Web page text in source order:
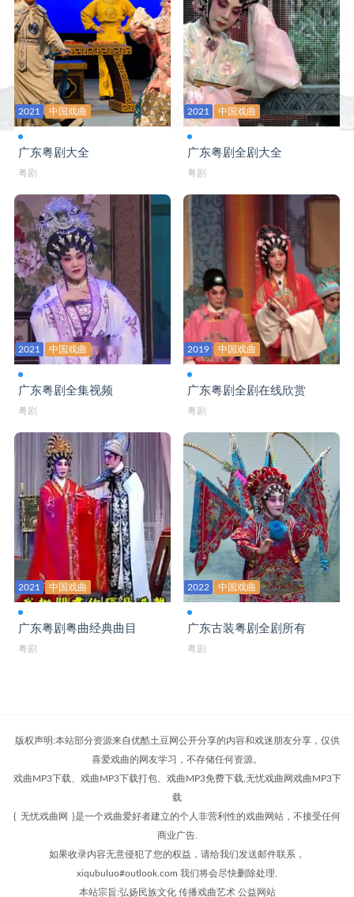
粤唱粤好戏-伦文叙传奇2 丁凡蒋文端黄春强林
粤唱粤好戏-蛮汉刁妻 龙贯天 曾慧 南唐李后
粤唱粤好戏-梦断香销四十年-下罗家宝 李淑勤
粤唱粤好戏-睿王与庄妃1 吴泽东晓莹黄春强梁
粤唱粤好戏-睿王与庄妃2 吴泽东晓莹黄春强梁
粤唱粤好戏-三笑姻缘1 何飞龙 梁淑卿
粤唱粤好戏-三笑姻缘2 何飞龙 梁淑卿
粤唱粤好戏-司徒美堂1
粤唱粤好戏-司徒美堂2
粤剧 错乱鸳鸯-严泽芳余阳丽
粤剧 孤雁哀鸣十八秋 李玲梅盖世英陈月圆莫熙
粤剧 三娘教子 红线女 黄志明 郭凤女
粤剧 搜宫 陈诗敏 吴川市粤剧团
粤剧 戏说红楼梦 千珊郑雅琪林颖施王志良琼花
粤剧 杨门女将之 歼敌-梁非同
粤剧 杨门女将之定计-梁非同
粤剧 杨门女将之探谷-梁非同
粤剧 昭君出塞_-红线女-黄志明 吕雁声
粤剧 赵子龙保主过江 李淑勤季华升
粤剧《 红菱巧破无头案》麦文洁 姚志强
粤剧《白燕迎春》1992 红线女 欧凯明
粤剧《白燕迎春》之春天里的风涛 杨小秋 梁耀
粤剧《背解红罗》苏春梅 李伟昌
粤剧《碧海狂僧》陈韵红晓毅吴思明陈世才林海涛
2021 中国戏曲
广东粤剧大全
粤剧
2021 中国戏曲
广东粤剧全剧大全
粤剧
2021 中国戏曲
广东粤剧全集视频
粤剧
2019 中国戏曲
广东粤剧全剧在线欣赏
粤剧
2021 中国戏曲
广东粤剧粤曲经典曲目
粤剧
2022 中国戏曲
广东古装粤剧全剧所有
粤剧
版权声明:本站部分资源来自优酷土豆网公开分享的内容和戏迷朋友分享，仅供
喜爱戏曲的网友学习，不存储任何资源。
戏曲MP3下载、戏曲MP3下载打包、戏曲MP3免费下载,无忧戏曲网戏曲MP3下
载
{ 无忧戏曲网 }是一个戏曲爱好者建立的个人非营利性的戏曲网站，不接受任何
商业广告.
如果收录内容无意侵犯了您的权益，请给我们发送邮件联系，
xiqubuluo#outlook.com 我们将会尽快删除处理.
本站宗旨:弘扬民族文化 传播戏曲艺术 公益网站